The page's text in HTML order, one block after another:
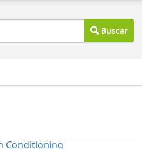
Buscar
Conditioning